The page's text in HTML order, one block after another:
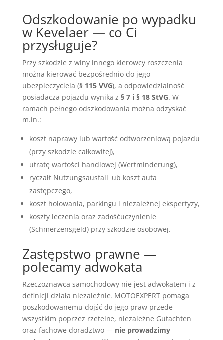
Odszkodowanie po wypadku
w Kevelaer — co Ci
przysługuje?
Przy szkodzie z winy innego kierowcy roszczenia
można kierować bezpośrednio do jego
ubezpieczyciela (§ 115 VVG), a odpowiedzialność
posiadacza pojazdu wynika z § 7 i § 18 StVG. W
ramach pełnego odszkodowania można odzyskać
m.in.:
koszt naprawy lub wartość odtworzeniową pojazdu
(przy szkodzie całkowitej),
utratę wartości handlowej (Wertminderung),
ryczałt Nutzungsausfall lub koszt auta
zastępczego,
koszt holowania, parkingu i niezależnej ekspertyzy,
koszty leczenia oraz zadośćuczynienie
(Schmerzensgeld) przy szkodzie osobowej.
Zastępstwo prawne —
polecamy adwokata
Rzeczoznawca samochodowy nie jest adwokatem i z
definicji działa niezależnie. MOTOEXPERT pomaga
poszkodowanemu dojść do jego praw przede
wszystkim poprzez rzetelne, niezależne Gutachten
oraz fachowe doradztwo — nie prowadzimy